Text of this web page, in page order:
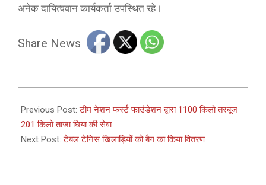
अनेक दायित्ववान कार्यकर्ता उपस्थित रहे।
Share News
06-
28
Previous Post:टीम नेशन फर्स्ट फाउंडेशन द्वारा 1100 किलो तरबूज
201 किलो ताजा घिया की सेवा
Next Post:टेबल टेनिस खिलाड़ियों को बैग का किया वितरण